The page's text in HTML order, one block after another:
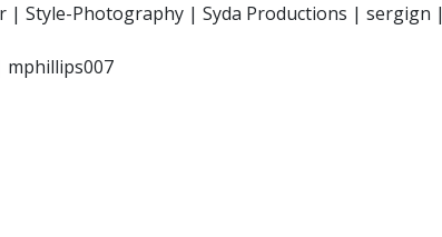
Style-Photography | Syda Productions | sergign |
mphillips007